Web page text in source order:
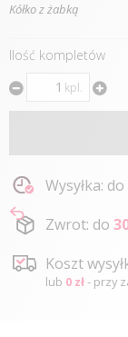
Kółko z żabką
Ilość kompletów
kpl.
Wysyłka: do
Zwrot: do
Koszt
lub 0 zł- przy